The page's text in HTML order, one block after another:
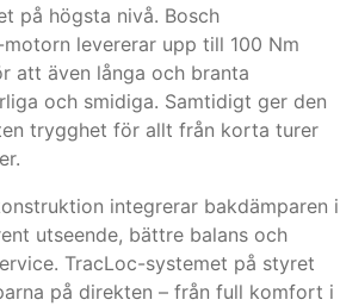
på högsta nivå. Bosch
levererar upp till 100 Nm
att även långa och branta
och smidiga. Samtidigt ger den
trygghet för allt från korta turer
integrerar bakdämparen i
utseende, bättre balans och
TracLoc-systemet på styret
på direkten – från full komfort i